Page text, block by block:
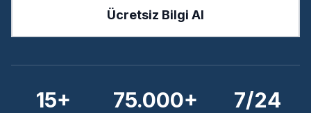
Ücretsiz Bilgi Al
15+ 75.000+ 7/24